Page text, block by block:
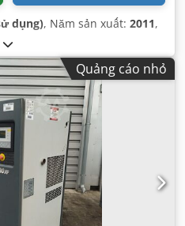
dụng), Năm sản xuất: 2011,
Quảng cáo nhỏ